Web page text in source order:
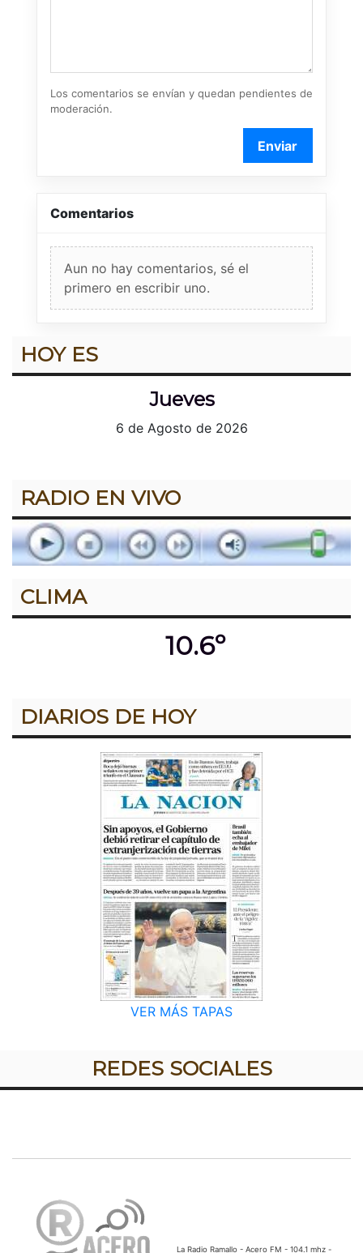
Los comentarios se envían y quedan pendientes de
moderación.
Enviar
Comentarios
Aun no hay comentarios, sé el
primero en escribir uno.
HOY ES
Jueves
6 de Agosto de 2026
RADIO EN VIVO
CLIMA
10.6º
DIARIOS DE HOY
VER MÁS TAPAS
REDES SOCIALES
La Radio Ramallo - Acero FM - 104.1 mhz -